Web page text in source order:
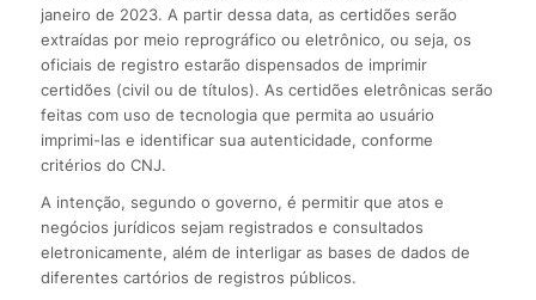
janeiro de 2023. A partir dessa data, as certidões serão
extraídas por meio reprográfico ou eletrônico, ou seja, os
oficiais de registro estarão dispensados de imprimir
certidões (civil ou de títulos). As certidões eletrônicas serão
feitas com uso de tecnologia que permita ao usuário
imprimi-las e identificar sua autenticidade, conforme
critérios do CNJ.
A intenção, segundo o governo, é permitir que atos e
negócios jurídicos sejam registrados e consultados
eletronicamente, além de interligar as bases de dados de
diferentes cartórios de registros públicos.